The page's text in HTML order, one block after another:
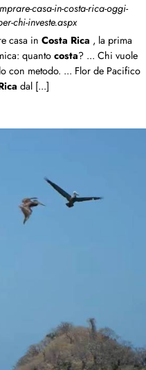
casa-in-costa-rica-oggi-
chi-investe.aspx
casa in Costa Rica , la prima
quanto costa? ... Chi vuole
con metodo. ... Flor de Pacifico
dal [...]